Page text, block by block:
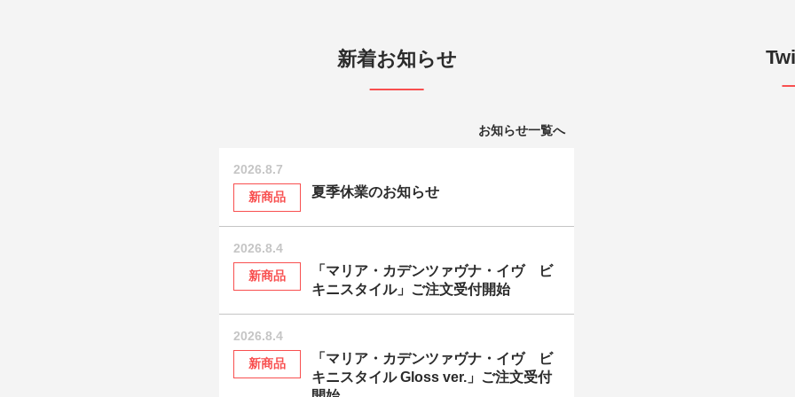
新着お知らせ
お知らせ一覧へ
2026.8.7
新商品
夏季休業のお知らせ
2026.8.4
新商品
「マリア・カデンツァヴナ・イヴ ビ
キニスタイル」ご注文受付開始
2026.8.4
新商品
「マリア・カデンツァヴナ・イヴ ビ
キニスタイル Gloss ver.」ご注文受付